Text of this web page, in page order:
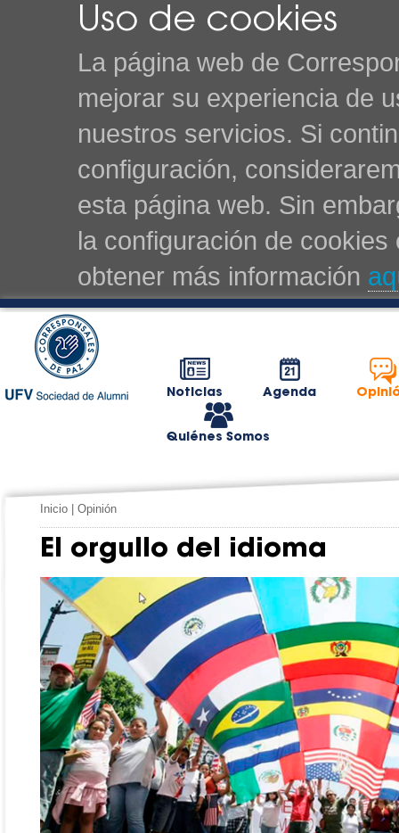
Uso de cookies
La página web de
mejorar su experiencia de
nuestros servicios. Si
configuración,
esta página web. Sin
la configuración de
obtener más información
Noticias Agenda
Quiénes Somos
Inicio Opinión
El orgullo del idioma